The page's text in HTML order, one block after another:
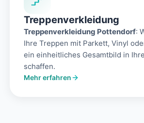
Treppenverkleidung
Treppenverkleidung Pottendorf:
Ihre Treppen mit Parkett, Vinyl
ein einheitliches Gesamtbild in
schaffen.
Mehr erfahren